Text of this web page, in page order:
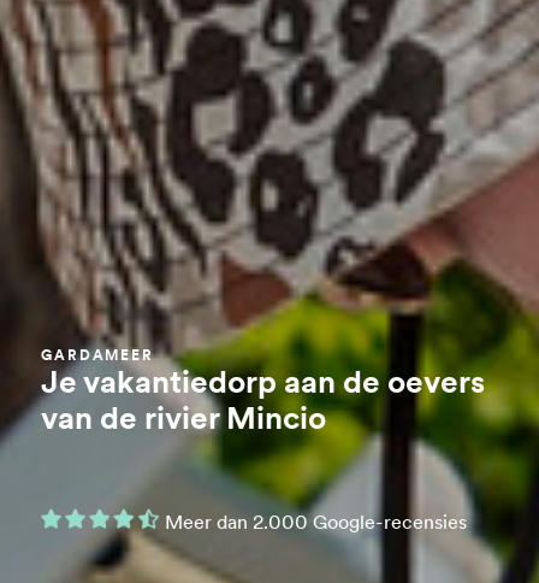
GARDAMEER
Je vakantiedorp aan de oevers
van de rivier Mincio
Meer dan 2.000 Google-recensies